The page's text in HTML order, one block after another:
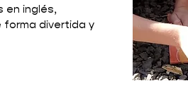
en inglés,
forma divertida y